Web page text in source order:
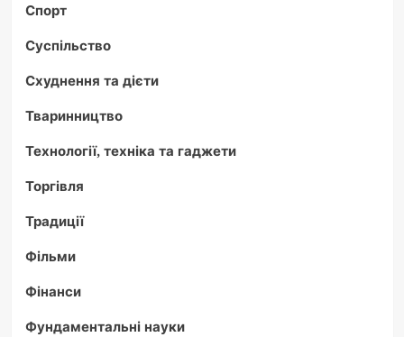
Спорт
Суспільство
Схуднення та дієти
Тваринництво
Технології, техніка та гаджети
Торгівля
Традиції
Фільми
Фінанси
Фундаментальні науки